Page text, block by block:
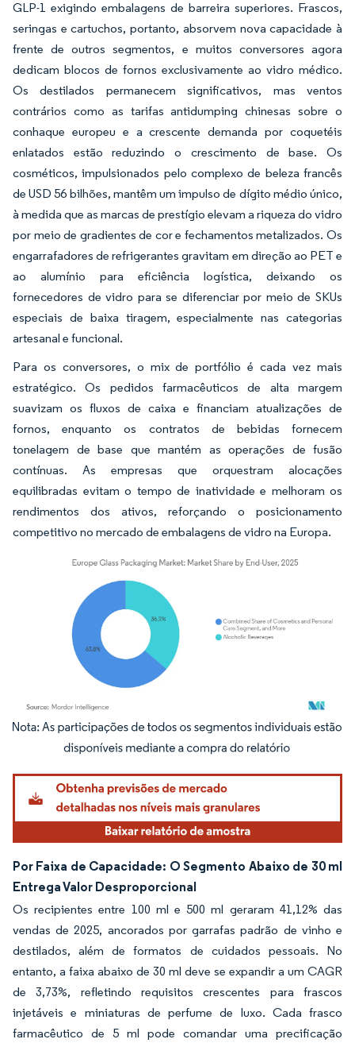
GLP-1 exigindo embalagens de barreira superiores. Frascos,
seringas e cartuchos, portanto, absorvem nova capacidade à
frente de outros segmentos, e muitos conversores agora
dedicam blocos de fornos exclusivamente ao vidro médico.
Os destilados permanecem significativos, mas ventos
contrários como as tarifas antidumping chinesas sobre o
conhaque europeu e a crescente demanda por coquetéis
enlatados estão reduzindo o crescimento de base. Os
cosméticos, impulsionados pelo complexo de beleza francês
de USD 56 bilhões, mantêm um impulso de dígito médio único,
à medida que as marcas de prestígio elevam a riqueza do vidro
por meio de gradientes de cor e fechamentos metalizados. Os
engarrafadores de refrigerantes gravitam em direção ao PET e
ao alumínio para eficiência logística, deixando os
fornecedores de vidro para se diferenciar por meio de SKUs
especiais de baixa tiragem, especialmente nas categorias
artesanal e funcional.
Para os conversores, o mix de portfólio é cada vez mais
estratégico. Os pedidos farmacêuticos de alta margem
suavizam os fluxos de caixa e financiam atualizações de
fornos, enquanto os contratos de bebidas fornecem
tonelagem de base que mantém as operações de fusão
contínuas. As empresas que orquestram alocações
equilibradas evitam o tempo de inatividade e melhoram os
rendimentos dos ativos, reforçando o posicionamento
competitivo no mercado de embalagens de vidro na Europa.
Imagem © Mordor Intelligence. O reuso requer atribuição conforme CC BY 4.0.
Por Faixa de Capacidade: O Segmento Abaixo de 30 ml
Entrega Valor Desproporcional
Os recipientes entre 100 ml e 500 ml geraram 41,12% das
vendas de 2025, ancorados por garrafas padrão de vinho e
destilados, além de formatos de cuidados pessoais. No
entanto, a faixa abaixo de 30 ml deve se expandir a um CAGR
de 3,73%, refletindo requisitos crescentes para frascos
injetáveis e miniaturas de perfume de luxo. Cada frasco
farmacêutico de 5 ml pode comandar uma precificação